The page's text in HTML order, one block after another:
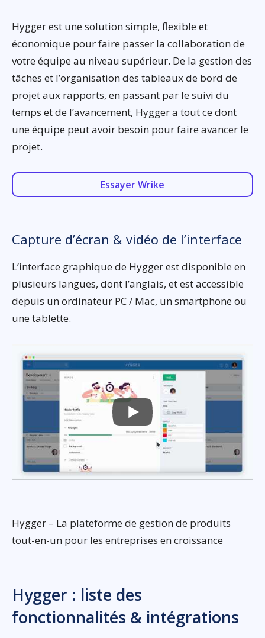
Hygger est une solution simple, flexible et
économique pour faire passer la collaboration de
votre équipe au niveau supérieur. De la gestion des
tâches et l’organisation des tableaux de bord de
projet aux rapports, en passant par le suivi du
temps et de l’avancement, Hygger a tout ce dont
une équipe peut avoir besoin pour faire avancer le
projet.
Essayer Wrike
Capture d’écran & vidéo de l’interface
L’interface graphique de Hygger est disponible en
plusieurs langues, dont l’anglais, et est accessible
depuis un ordinateur PC / Mac, un smartphone ou
une tablette.
Hygger – La plateforme de gestion de produits
tout-en-un pour les entreprises en croissance
Hygger : liste des
fonctionnalités & intégrations